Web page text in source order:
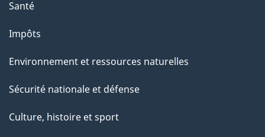
a
e
Santé
Impôts
Environnement et ressources naturelles
Sécurité nationale et défense
Culture, histoire et sport